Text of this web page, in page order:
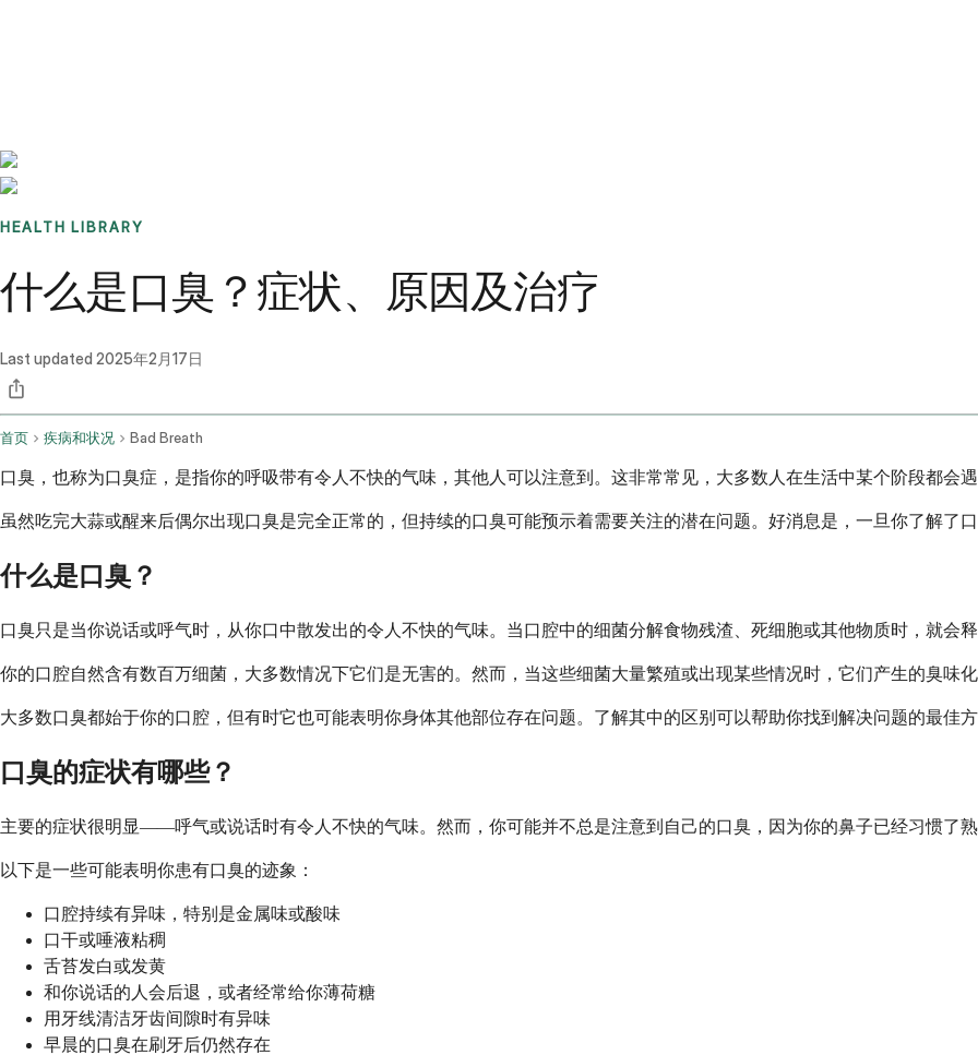
HEALTH LIBRARY
什么是口臭？症状、原因及治疗
Last updated 2025年2月17日
首页 疾病和状况 Bad Breath
口臭，也称为口臭症，是指你的呼吸带有令人不快的气味，其他人可以注意到。这非常常见，大多数人在生活中某个阶段都会
虽然吃完大蒜或醒来后偶尔出现口臭是完全正常的，但持续的口臭可能预示着需要关注的潜在问题。好消息是，一旦你了解了
什么是口臭？
口臭只是当你说话或呼气时，从你口中散发出的令人不快的气味。当口腔中的细菌分解食物残渣、死细胞或其他物质时，就会
你的口腔自然含有数百万细菌，大多数情况下它们是无害的。然而，当这些细菌大量繁殖或出现某些情况时，它们产生的臭味化
大多数口臭都始于你的口腔，但有时它也可能表明你身体其他部位存在问题。了解其中的区别可以帮助你找到解决问题的最佳方
口臭的症状有哪些？
主要的症状很明显——呼气或说话时有令人不快的气味。然而，你可能并不总是注意到自己的口臭，因为你的鼻子已经习惯了熟
以下是一些可能表明你患有口臭的迹象：
口腔持续有异味，特别是金属味或酸味
口干或唾液粘稠
舌苔发白或发黄
和你说话的人会后退，或者经常给你薄荷糖
用牙线清洁牙齿间隙时有异味
早晨的口臭在刷牙后仍然存在